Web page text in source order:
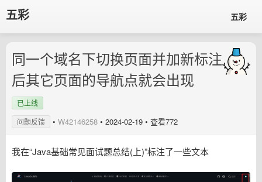
五彩 五彩
同一个域名下切换页面并加新标注
后其它页面的导航点就会出现
已上线
问题反馈
• W42146258 • 2024-02-19 • 查看772
我在“Java基础常见面试题总结(上)”标注了一些文本